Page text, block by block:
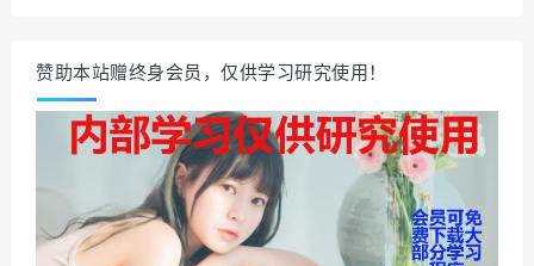
赞助本站赠终身会员，仅供学习研究使用！